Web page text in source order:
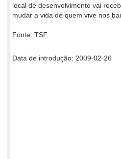
local de desenvolvimento vai
mudar a vida de quem vive nos
Fonte: TSF
Data de introdução: 2009-02-26